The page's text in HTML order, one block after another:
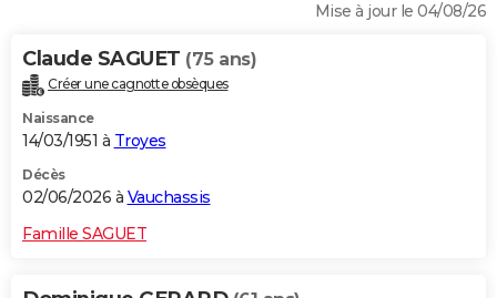
Alimentation
Guide de la santé
Maladies
Médicaments
Sommeil
VOYAGE
Destinations
City break
Voyage nature
Voyage de noces
Forum
Climat
+PHOTO
GUIDES D'ACHAT
Mise à jour le 04/08/26
Claude SAGUET (75 ans)
Créer une cagnotte obsèques
Naissance
14/03/1951 à Troyes
Décès
02/06/2026 à Vauchassis
Famille SAGUET